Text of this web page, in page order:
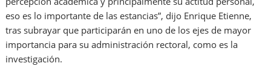
eso es lo importante de las estancias”, dijo Enrique Etienne,
tras subrayar que participarán en uno de los ejes de mayor
importancia para su administración rectoral, como es la
investigación.